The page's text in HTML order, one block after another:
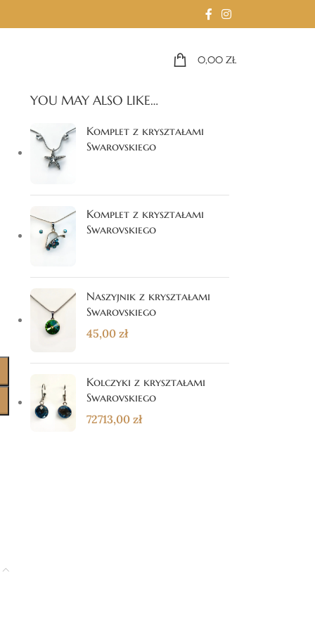
0,00 ZŁ
YOU MAY ALSO LIKE…
Komplet z kryształami
Swarovskiego
Komplet z kryształami
Swarovskiego
Naszyjnik z kryształami
Swarovskiego
45,00 zł
Kolczyki z kryształami
Swarovskiego
72713,00 zł